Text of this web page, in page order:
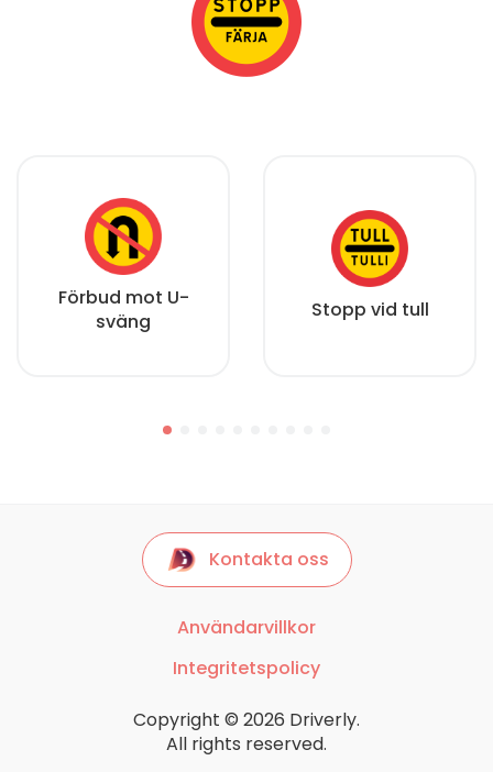
Förbud mot U-
sväng
Stopp vid tull
Kontakta oss
Användarvillkor
Integritetspolicy
Copyright © 2026 Driverly.
All rights reserved.